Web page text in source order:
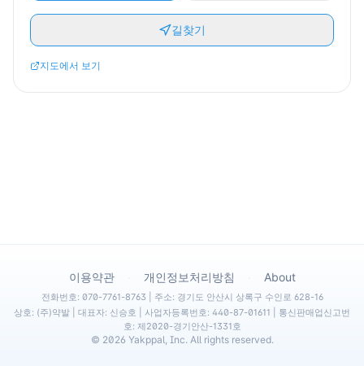
길찾기
지도에서 보기
이용약관 개인정보처리방침 About
전화번호: 070-7761-8763 | 주소: 경기도 안산시 상록구 수인로 628-16
상호: (주)약발 | 대표자: 신승호 | 사업자등록번호: 440-87-01611 | 통신판매업신고번
호: 제2020-경기안산-1331호
© 2026 Yakppal, Inc. All rights reserved.